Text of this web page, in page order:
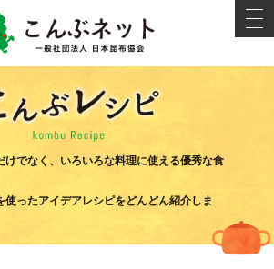
こんぶ
こんぶ
けでなく、いろいろな料理に使える優秀な食
使ったアイデアレシピをどんどん紹介しま
t
o
g
n